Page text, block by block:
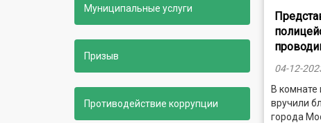
Муниципальные услуги
Призыв
Противодействие коррупции
04-12-
В
вручили
города